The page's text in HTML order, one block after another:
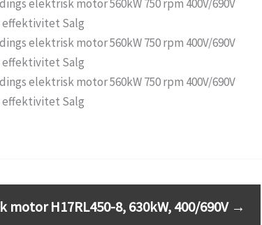
H17RL450-8, 630kW, 400/690V →